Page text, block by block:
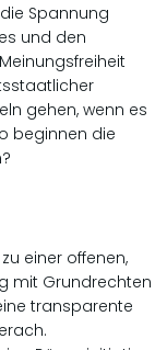
Spannung
und den
gehen, wenn es
beginnen die
einer offenen,
mit Grundrechten
transparente